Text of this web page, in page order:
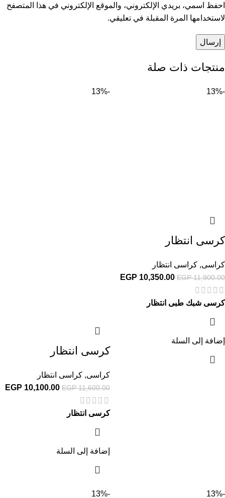
احفظ اسمي، بريدي الإلكتروني، والموقع الإلكتروني في هذا المتصفح
لاستخدامها المرة المقبلة في تعليقي.
منتجات ذات صلة
-13%
كرسى انتظار
كراسى, كراسى انتظار
EGP11,900.00
EGP 10,350.00
كرسى شبك طبى انتظار
إضافة إلى السلة
-13%
كرسى انتظار
كراسى, كراسى انتظار
EGP11,600.00
EGP 10,100.00
كرسى انتظار
إضافة إلى السلة
-13%
-13%